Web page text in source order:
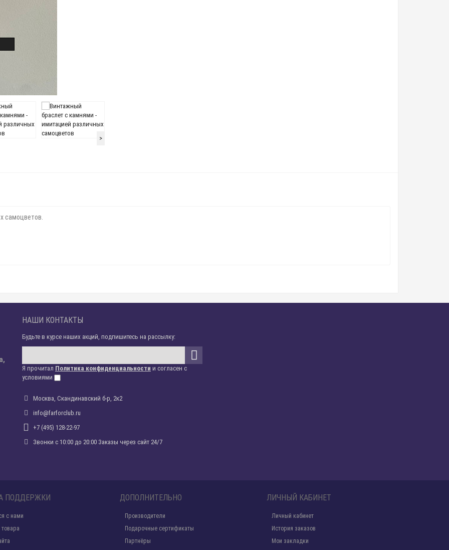
>
самоцветов.
НАШИ КОНТАКТЫ
Будьте в курсе наших акций, подпишитесь на рассылку:
Я прочитал Политика конфиденциальности и согласен с
условиями
Москва, Скандинавский б-р, 2к2
info@farforclub.ru
+7 (495) 128-22-97
Звонки c 10:00 до 20:00 Заказы через сайт 24/7
ПОДДЕРЖКИ
с нами
ДОПОЛНИТЕЛЬНО
Производители
Подарочные сертификаты
Партнёры
ЛИЧНЫЙ КАБИНЕТ
Личный кабинет
История заказов
Мои закладки